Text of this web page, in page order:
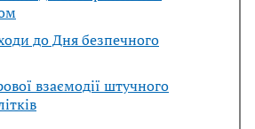
до Дня безпечного
взаємодії штучного